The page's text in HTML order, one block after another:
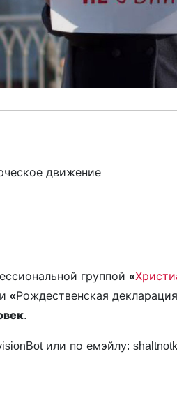
движение
группой «
«Рождественская
.
или по емэйлу: